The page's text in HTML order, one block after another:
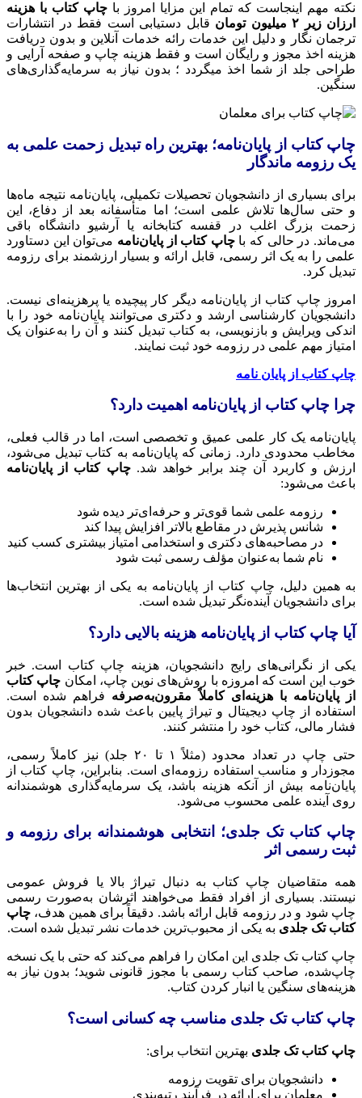
نکته مهم اینجاست که تمام این مزایا امروز باچاپ کتاب با هزینه
ارزان زیر ۲ میلیون تومان
قابل دستیابی است فقط در انتشارات
ترجمان نگار و دلیل این خدمات رائه خدمات آنلاین و بدون دریافت
هزینه اخذ مجوز و رایگان است و فقط هزینه چاپ و صفحه آرایی و
طراحی جلد از شما اخذ میگردد ؛ بدون نیاز به سرمایه‌گذاری‌های
سنگین.
چاپ کتاب از پایان‌نامه؛ بهترین راه تبدیل زحمت علمی به
یک رزومه ماندگار
برای بسیاری از دانشجویان تحصیلات تکمیلی، پایان‌نامه نتیجه ماه‌ها
و حتی سال‌ها تلاش علمی است؛ اما متأسفانه بعد از دفاع، این
زحمت بزرگ اغلب در قفسه کتابخانه یا آرشیو دانشگاه باقی
می‌ماند. در حالی که باچاپ کتاب از پایان‌نامه می‌توان این دستاورد
علمی را به یک اثر رسمی، قابل ارائه و بسیار ارزشمند برای رزومه
تبدیل کرد.
امروز چاپ کتاب از پایان‌نامه دیگر کار پیچیده یا پرهزینه‌ای نیست.
دانشجویان کارشناسی ارشد و دکتری می‌توانند پایان‌نامه خود را با
اندکی ویرایش و بازنویسی، به کتاب تبدیل کنند و آن را به‌عنوان یک
امتیاز مهم علمی در رزومه خود ثبت نمایند.
چاپ کتاب از پایان نامه
چرا چاپ کتاب از پایان‌نامه اهمیت دارد؟
پایان‌نامه یک کار علمی عمیق و تخصصی است، اما در قالب فعلی،
مخاطب محدودی دارد. زمانی که پایان‌نامه به کتاب تبدیل می‌شود،
ارزش و کاربرد آن چند برابر خواهد شد.چاپ کتاب از پایان‌نامه
باعث می‌شود:
رزومه علمی شما قوی‌تر و حرفه‌ای‌تر دیده شود
شانس پذیرش در مقاطع بالاتر افزایش پیدا کند
در مصاحبه‌های دکتری و استخدامی امتیاز بیشتری کسب کنید
نام شما به‌عنوان مؤلف رسمی ثبت شود
به همین دلیل، چاپ کتاب از پایان‌نامه به یکی از بهترین انتخاب‌ها
برای دانشجویان آینده‌نگر تبدیل شده است.
آیا چاپ کتاب از پایان‌نامه هزینه بالایی دارد؟
یکی از نگرانی‌های رایج دانشجویان، هزینه چاپ کتاب است. خبر
خوب این است که امروزه با روش‌های نوین چاپ، امکان چاپ کتاب
از پایان‌نامه با هزینه‌ای کاملاً مقرون‌به‌صرفه فراهم شده است.
استفاده از چاپ دیجیتال و تیراژ پایین باعث شده دانشجویان بدون
فشار مالی، کتاب خود را منتشر کنند.
حتی چاپ در تعداد محدود (مثلاً ۱ تا ۲۰ جلد) نیز کاملاً رسمی،
مجوزدار و مناسب استفاده رزومه‌ای است. بنابراین، چاپ کتاب از
پایان‌نامه بیش از آنکه هزینه باشد، یک سرمایه‌گذاری هوشمندانه
روی آینده علمی محسوب می‌شود.
چاپ کتاب تک جلدی؛ انتخابی هوشمندانه برای رزومه و
ثبت رسمی اثر
همه متقاضیان چاپ کتاب به دنبال تیراژ بالا یا فروش عمومی
نیستند. بسیاری از افراد فقط می‌خواهند اثرشان به‌صورت رسمی
چاپ شود و در رزومه قابل ارائه باشد. دقیقاً برای همین هدف، چاپ
کتاب تک جلدی به یکی از محبوب‌ترین خدمات نشر تبدیل شده است.
چاپ کتاب تک جلدی این امکان را فراهم می‌کند که حتی با یک نسخه
چاپ‌شده، صاحب کتاب رسمی با مجوز قانونی شوید؛ بدون نیاز به
هزینه‌های سنگین یا انبار کردن کتاب.
چاپ کتاب تک جلدی مناسب چه کسانی است؟
چاپ کتاب تک جلدی بهترین انتخاب برای:
دانشجویان برای تقویت رزومه
معلمان برای ارائه در فرآیند رتبه‌بندی